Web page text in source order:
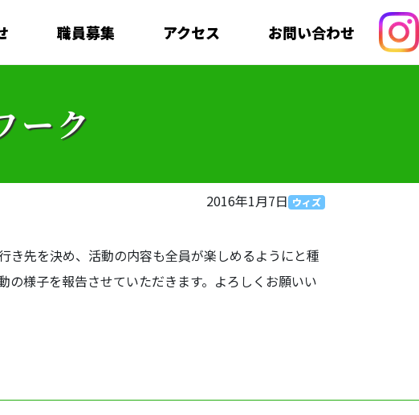
職員募集 アクセス お問い合わせ
ーク
2016年1月7日 ウィズ
き先を決め、活動の内容も全員が楽しめるようにと種
様子を報告させていただきます。よろしくお願いい